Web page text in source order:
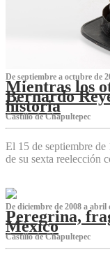
De septiembre a octubre de
Mientras los
Bernardo
historia
Castillo de Chapultepec
El 15 de septiembre
de su sexta reelección
De diciembre de 2008 a abril
Peregrina,
México
Castillo de Chapultepec